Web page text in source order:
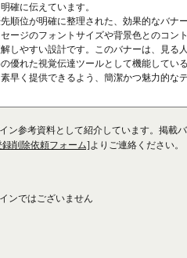
確に伝えています。
順位が明確に整理された、効果的なバナ
ージのフォントサイズや背景色とのコン
しやすい設計です。このバナーは、見る
優れた視覚伝達ツールとして機能してい
早く提供できるよう、簡潔かつ魅力的な
ン参考資料として紹介しています。掲載
録削除依頼フォーム]よりご連絡ください。
ンではございません